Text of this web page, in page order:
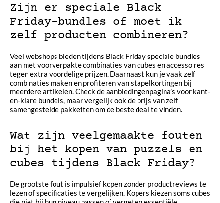
Zijn er speciale Black
Friday-bundles of moet ik
zelf producten combineren?
Veel webshops bieden tijdens Black Friday speciale bundles
aan met voorverpakte combinaties van cubes en accessoires
tegen extra voordelige prijzen. Daarnaast kun je vaak zelf
combinaties maken en profiteren van stapelkortingen bij
meerdere artikelen. Check de aanbiedingenpagina’s voor kant-
en-klare bundels, maar vergelijk ook de prijs van zelf
samengestelde pakketten om de beste deal te vinden.
Wat zijn veelgemaakte fouten
bij het kopen van puzzels en
cubes tijdens Black Friday?
De grootste fout is impulsief kopen zonder productreviews te
lezen of specificaties te vergelijken. Kopers kiezen soms cubes